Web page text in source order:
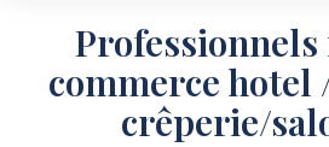
NOUS
CONTACT
Surface min
Plus de critères
Professionnels
commerce hotel
crêperie/